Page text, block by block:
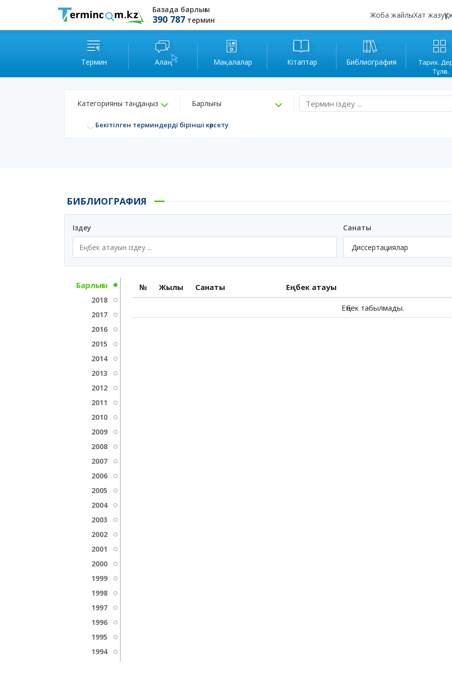
Базада барлығы
390 787 термин
Жоба жайлыХат жазу
Термин Алаң Мақалалар Кітаптар Библиография
Тарих.
Тұлға.
Категорияны таңдаңыз Барлығы
Бекітілген терминдерді бірінші көрсету
БИБЛИОГРАФИЯ
Іздеу
Санаты
Барлығы
2018
2017
2016
2015
2014
2013
2012
2011
2010
2009
2008
2007
2006
2005
2004
2003
2002
2001
2000
1999
1998
1997
1996
1995
1994
№ Жылы Санаты Еңбек атауы
Еңбек табылмады.